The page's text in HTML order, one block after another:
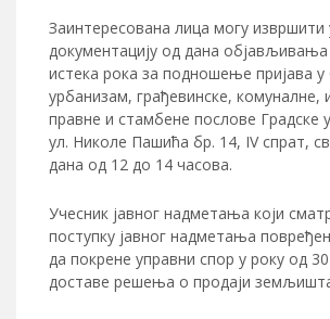
Заинтересована лица могу извршити
документацију од дана објављивања
истека рока за подношење пријава
урбанизам, грађевинске, комуналне,
правне и стамбене послове Градске
ул. Николе Пашића бр. 14, IV спрат,
дана од 12 до 14 часова.
Учесник јавног надметања који
поступку јавног надметања
да покрене управни спор у року од
доставе решења о продаји